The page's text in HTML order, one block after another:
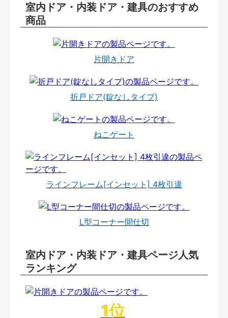
室内ドア・内装ドア・建具のおすすめ
商品
片開きドア
折戸ドア(錠なしタイプ)
ねこゲート
ラインフレーム[インセット] 4枚引違
L型コーナー間仕切
室内ドア・内装ドア・建具ページ人気
ランキング